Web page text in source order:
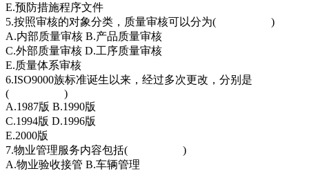
E.预防措施程序文件
5.按照审核的对象分类，质量审核可以分为( )
A.内部质量审核 B.产品质量审核
C.外部质量审核 D.工序质量审核
E.质量体系审核
6.ISO9000族标准诞生以来，经过多次更改，分别是
( )
A.1987版 B.1990版
C.1994版 D.1996版
E.2000版
7.物业管理服务内容包括( )
A.物业验收接管 B.车辆管理